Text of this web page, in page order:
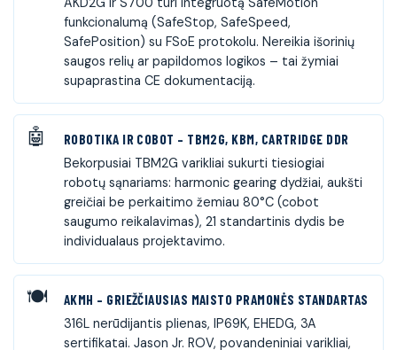
funkcionalumą (SafeStop, SafeSpeed,
SafePosition) su FSoE protokolu. Nereikia išorinių
saugos relių ar papildomos logikos – tai žymiai
supaprastina CE dokumentaciją.
ROBOTIKA IR COBOT – TBM2G, KBM, CARTRIDGE DDR
Bekorpusiai TBM2G varikliai sukurti tiesiogiai
robotų sąnariams: harmonic gearing dydžiai, aukšti
greičiai be perkaitimo žemiau 80°C (cobot
saugumo reikalavimas), 21 standartinis dydis be
individualaus projektavimo.
AKMH – GRIEŽČIAUSIAS MAISTO PRAMONĖS STANDARTAS
316L nerūdijantis plienas, IP69K, EHEDG, 3A
sertifikatai. Jason Jr. ROV, povandeniniai varikliai,